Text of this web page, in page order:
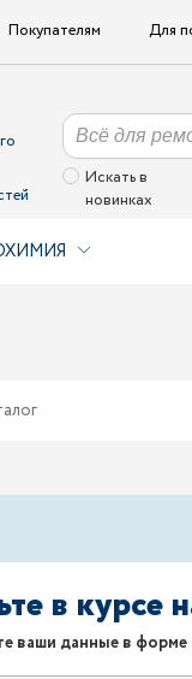
Покупателям Для
Искать в
новинках
в курсе
ваши данные в форме